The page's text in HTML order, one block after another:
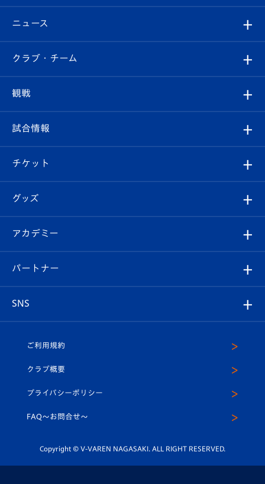
ニュース
すべて
クラブ
試合情報
チケット
イベント
メディア
ホームタウン
クラブ・チーム
クラブ概要
エンブレム紹介
スタッフプロフィール
マスコット紹介
平和祈念活動
ホームタウン活動
観戦
観戦ルール
はじめての観戦ガイド
Revive Team
ヴィヴィくんの長崎おもてなしガイド
試合情報
試合日程/結果
フォトギャラリー
スタジアムグルメ
チケット
チケット
V-LOVERS（ファンクラブ）
プレイヤーズスイート
グッズ
オンラインショップ
店舗情報
アカデミー
育成からのお知らせ
U-18
スクール
パートナー
SNS
ヴィヴィくんインスタグラム
公式LINE＠
ご利用規約
クラブ概要
プライバシーポリシー
FAQ〜お問合せ〜
Copyright © V-VAREN NAGASAKI. ALL RIGHT RESERVED.